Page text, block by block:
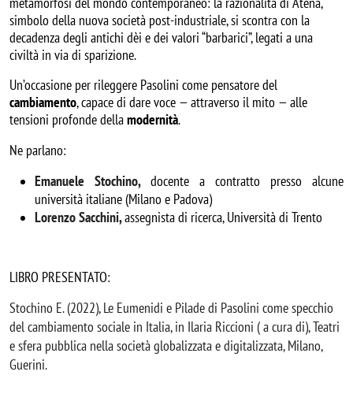
simbolo della nuova società post-industriale, si scontra con la
decadenza degli antichi dèi e dei valori “barbarici”, legati a una
civiltà in via di sparizione.
Un’occasione per rileggere Pasolini come pensatore del
cambiamento, capace di dare voce — attraverso il mito — alle
tensioni profonde dellamodernità.
Ne parlano:
Emanuele Stochino, docente a contratto presso alcune
università italiane (Milano e Padova)
Lorenzo Sacchini,assegnista di ricerca, Università di Trento
LIBRO PRESENTATO:
Stochino E. (2022), Le Eumenidi e Pilade di Pasolini come specchio
del cambiamento sociale in Italia, in Ilaria Riccioni ( a cura di), Teatri
e sfera pubblica nella società globalizzata e digitalizzata, Milano,
Guerini.